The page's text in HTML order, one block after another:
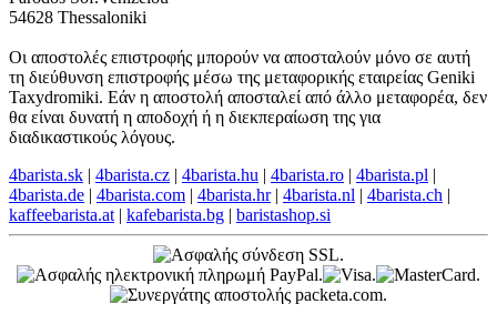
54628 Thessaloniki
Οι αποστολές επιστροφής μπορούν να αποσταλούν μόνο σε αυτή
τη διεύθυνση επιστροφής μέσω της μεταφορικής εταιρείας Geniki
Taxydromiki. Εάν η αποστολή αποσταλεί από άλλο μεταφορέα, δεν
θα είναι δυνατή η αποδοχή ή η διεκπεραίωση της για
διαδικαστικούς λόγους.
4barista.sk | 4barista.cz | 4barista.hu | 4barista.ro | 4barista.pl |
4barista.de | 4barista.com | 4barista.hr| 4barista.nl | 4barista.ch |
kaffeebarista.at | kafebarista.bg | baristashop.si